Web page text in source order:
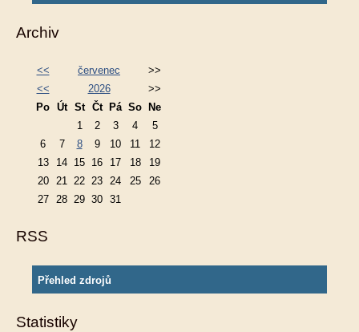
Archiv
<< červenec
>>
<<
2026
>>
Po Út St Čt Pá So
Ne
1
2 3 4
5
6
7 8 9 10 11
12
13
14 15 16 17 18
19
20
21 22 23 24 25
26
27
28 29 30 31
RSS
Přehled zdrojů
Statistiky